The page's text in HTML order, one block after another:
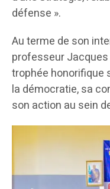
défense ».
Au terme de son
professeur Jacques
trophée honorifique
la démocratie, sa
son action au sein